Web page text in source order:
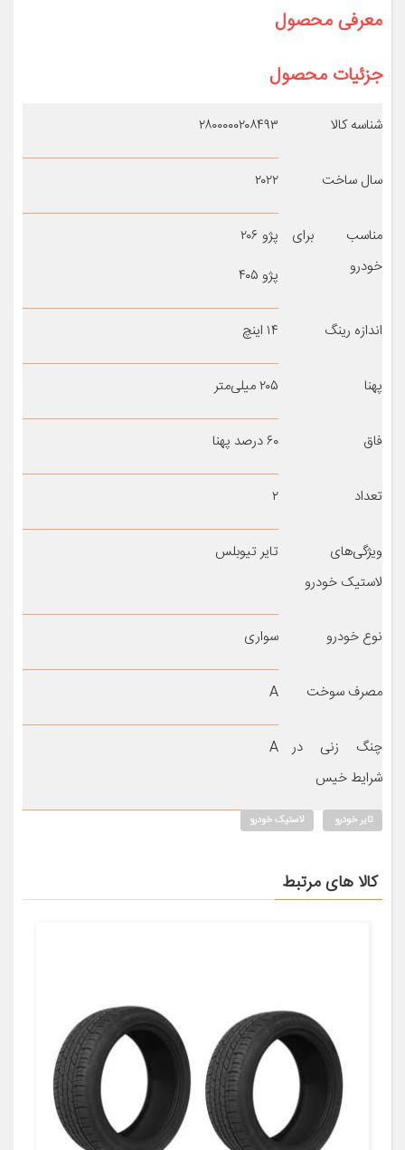
معرفی محصول
جزئیات محصول
شناسه کالا ۲۸۰۰۰۰۰۲۰۸۴۹۳
سال ساخت ۲۰۲۲
مناسب برای
خودرو
پژو ۲۰۶
پژو ۴۰۵
اندازه رینگ ۱۴ اینچ
پهنا ۲۰۵ میلی‌متر
فاق ۶۰ درصد پهنا
تعداد ۲
ویژگی‌های
لاستیک خودرو
تایر تیوبلس
نوع خودرو سواری
مصرف سوخت A
چنگ زنی در
شرایط خیس
A
تایر خودرو لاستیک خودرو
کالا های مرتبط